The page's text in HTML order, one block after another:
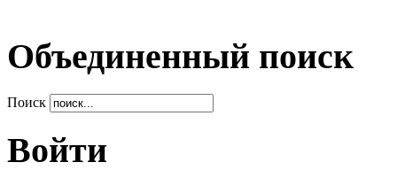
Объединенный поиск
Поиск
Войти